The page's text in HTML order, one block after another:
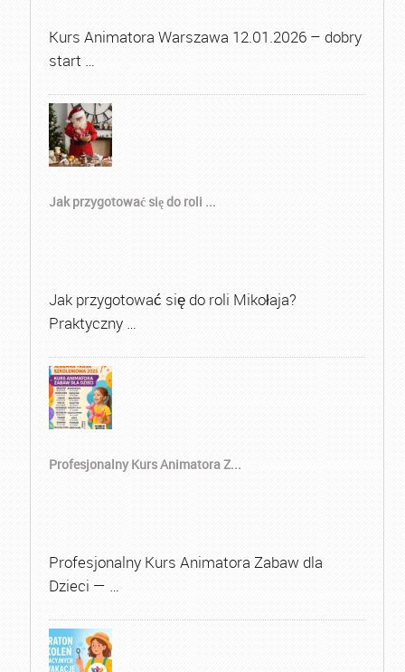
Kurs Animatora Warszawa 12.01.2026 – dobry
start …
Jak przygotować się do roli ...
Jak przygotować się do roli Mikołaja?
Praktyczny …
Profesjonalny Kurs Animatora Z...
Profesjonalny Kurs Animatora Zabaw dla
Dzieci — …